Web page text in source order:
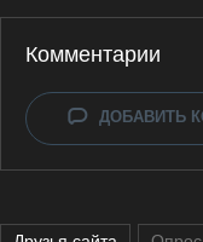
Комментарии
ДОБАВИТЬ